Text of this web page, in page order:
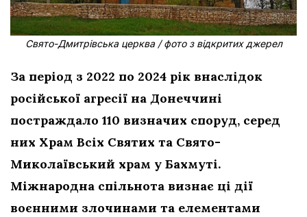
Свято-Дмитрівська церква / фото з відкритих джерел
За період з 2022 по 2024 рік внаслідок
російської агресії на Донеччині
постраждало 110 визначих споруд, серед
них Храм Всіх Святих та Свято-
Миколаївський храм у Бахмуті.
Міжнародна спільнота визнає ці дії
воєнними злочинами та елементами